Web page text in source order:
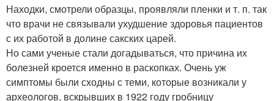
Находки, смотрели образцы, проявляли пленки и т. п. так
что врачи не связывали ухудшение здоровья пациентов
с их работой в долине сакских царей.
Но сами ученые стали догадываться, что причина их
болезней кроется именно в раскопках. Очень уж
симптомы были сходны с теми, которые возникали у
археологов, вскрывших в 1922 году гробницу